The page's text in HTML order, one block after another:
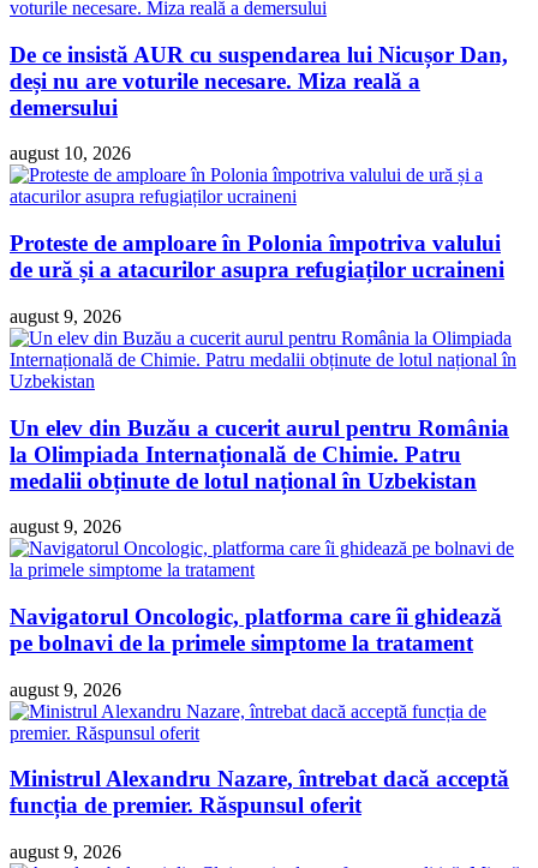
De ce insistă AUR cu suspendarea lui Nicușor Dan,
deși nu are voturile necesare. Miza reală a
demersului
august 10, 2026
Proteste de amploare în Polonia împotriva valului
de ură și a atacurilor asupra refugiaților ucraineni
august 9, 2026
Un elev din Buzău a cucerit aurul pentru România
la Olimpiada Internațională de Chimie. Patru
medalii obținute de lotul național în Uzbekistan
august 9, 2026
Navigatorul Oncologic, platforma care îi ghidează
pe bolnavi de la primele simptome la tratament
august 9, 2026
Ministrul Alexandru Nazare, întrebat dacă acceptă
funcția de premier. Răspunsul oferit
august 9, 2026